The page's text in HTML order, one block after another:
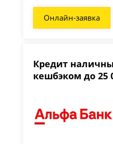
Онлайн-заявка
Кредит
кешбэком до 25